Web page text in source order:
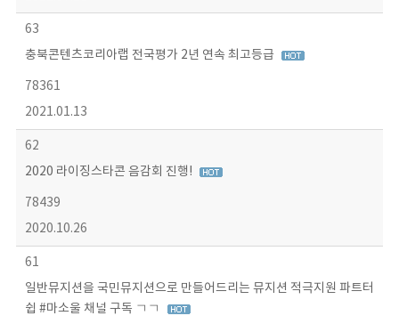
63
충북콘텐츠코리아랩 전국평가 2년 연속 최고등급
78361
2021.01.13
62
2020 라이징스타콘 음감회 진행!
78439
2020.10.26
61
일반뮤지션을 국민뮤지션으로 만들어드리는 뮤지션 적극지원 파트터
쉽 #마소울 채널 구독 ㄱㄱ